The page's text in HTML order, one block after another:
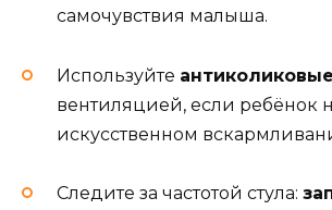
самочувствия малыша.
Используйте
вентиляцией, если ребёнок
искусственном
Следите за частотой стула: